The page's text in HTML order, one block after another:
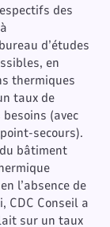
des
d’études
en
thermiques
taux de
(avec
secours).
bâtiment
l’absence de
CDC Conseil a
sur un taux